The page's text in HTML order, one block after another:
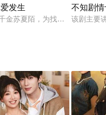
），阴差阳错嫁入祁王府，
发生
金苏夏陌，为找回弟弟来到茫
不知剧
该剧主要